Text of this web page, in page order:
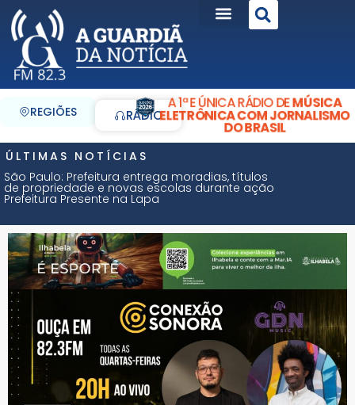
REGIÕES RÁDIO
A 1ª E ÚNICA RÁDIO DEMÚSICA
ELETRÔNICA COM JORNALISMO
DO BRASIL
ÚLTIMAS NOTÍCIAS
São Paulo: Prefeitura entrega moradias, títulos
de propriedade e novas escolas durante ação
Prefeitura Presente na Lapa